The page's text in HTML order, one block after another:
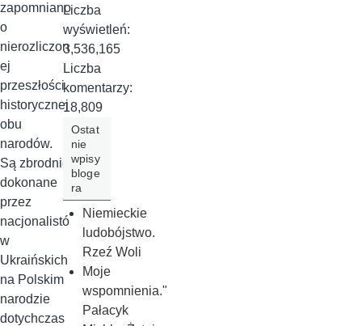
zapomniano
o
nierozliczon
ej
przeszłości
historycznej
obu
narodów.
Są zbrodnie
dokonane
przez
nacjonalistó
w
Ukraińskich
na Polskim
narodzie
dotychczas
Liczba
wyświetleń:
3,536,165
Liczba
komentarzy:
18,809
Ostat
nie
wpisy
bloge
ra
Niemieckie
ludobójstwo.
Rzeź Woli
Moje
wspomnienia."
Pałacyk